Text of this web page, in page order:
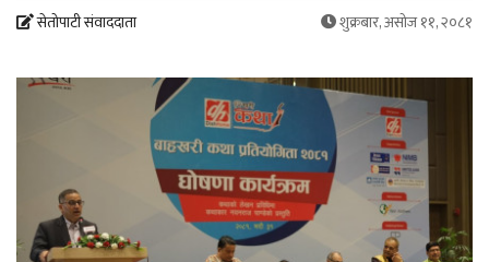
सेतोपाटी संवाददाता शुक्रबार, असोज ११, २०८१